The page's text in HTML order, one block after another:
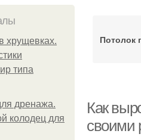
хрущевках.
типа
дренажа.
колодец для
Потолок
Как
своими